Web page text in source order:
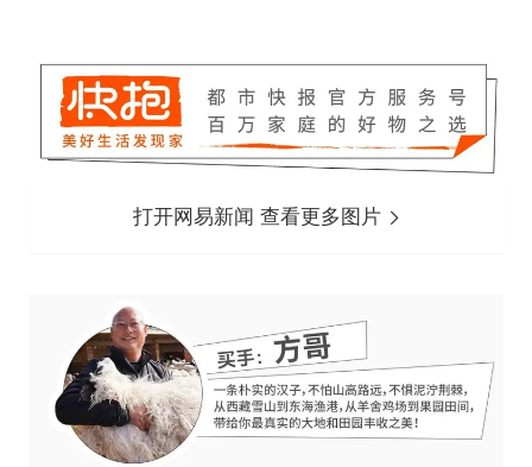
打开网易新闻 查看更多图片